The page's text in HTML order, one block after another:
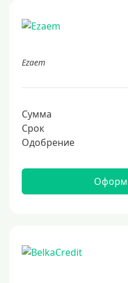
Ezaem
Сумма
Срок
Одобрение